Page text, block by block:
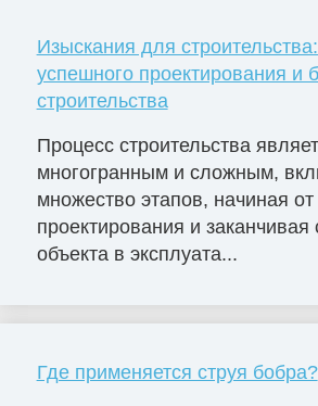
Изыскания для
успешного проектирования и
строительства
Процесс строительства
многогранным и сложным,
множество этапов, начиная от
проектирования и заканчивая
объекта в эксплуата...
Где применяется струя бобра?